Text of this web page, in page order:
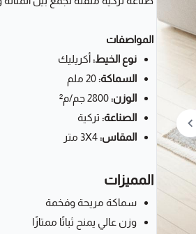
المواصفات
نوع الخيط:أكريليك
السماكة:
الوزن:
الصناعة: تركية
المقاس:
المميزات
سماكة مريحة وفخمة
وزن عالي يمنح ثباتًا ممتازًا